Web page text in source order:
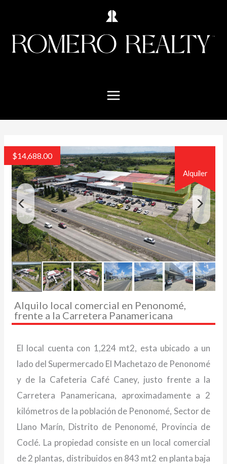
Alquiler
$14,688.00
Alquilo local comercial en Penonomé,
frente a la Carretera Panamericana
El local cuenta con 1,224 mt2, esta ubicado a un
lado del Supermercado El Machetazo de Penonomé
y de la Cafeteria Café Caney, justo frente a la
Carretera Panamericana, aproximadamente a 2
kilómetros de la población de Penonomé, Sector de
Llano Marín, Distrito de Penonomé, Provincia de
Coclé. La propiedad consiste en un local comercial
de 2 plantas, distribuidos en 843 mt2 en planta baja